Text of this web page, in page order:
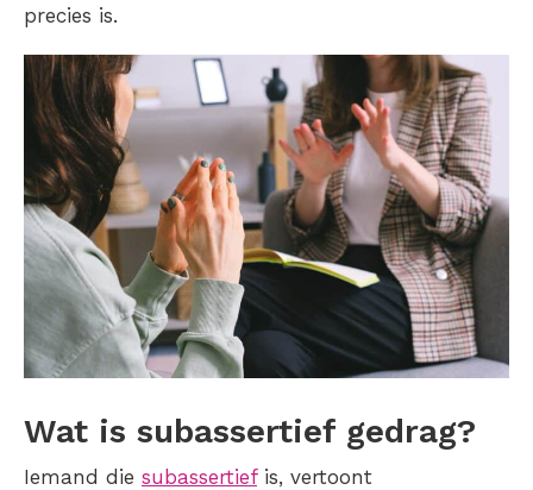
precies is.
Wat is subassertief gedrag?
Iemand die subassertiefis, vertoont